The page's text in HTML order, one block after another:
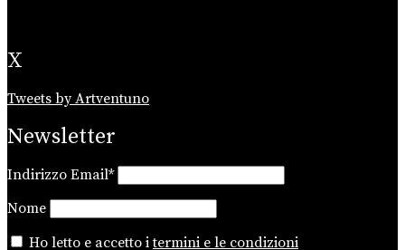
X
Tweets by Artventuno
Newsletter
Indirizzo Email*
Nome
Ho letto e accetto itermini e le condizioni